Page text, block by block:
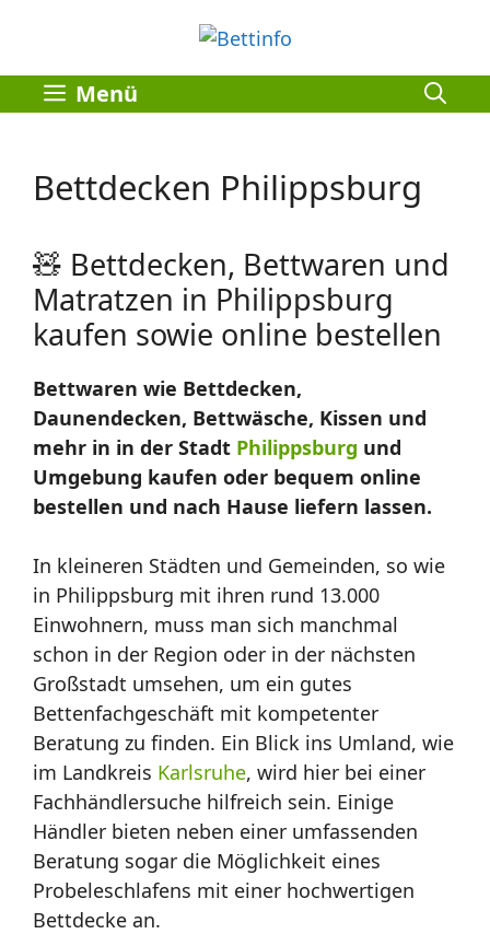
springen
Menü
Bettdecken Philippsburg
🧸 Bettdecken, Bettwaren und
Matratzen in Philippsburg
kaufen sowie online bestellen
Bettwaren wie Bettdecken,
Daunendecken, Bettwäsche, Kissen und
mehr in in der Stadt Philippsburg und
Umgebung kaufen oder bequem online
bestellen und nach Hause liefern lassen.
In kleineren Städten und Gemeinden, so wie
in Philippsburg mit ihren rund 13.000
Einwohnern, muss man sich manchmal
schon in der Region oder in der nächsten
Großstadt umsehen, um ein gutes
Bettenfachgeschäft mit kompetenter
Beratung zu finden. Ein Blick ins Umland, wie
im Landkreis Karlsruhe, wird hier bei einer
Fachhändlersuche hilfreich sein. Einige
Händler bieten neben einer umfassenden
Beratung sogar die Möglichkeit eines
Probeleschlafens mit einer hochwertigen
Bettdecke an.